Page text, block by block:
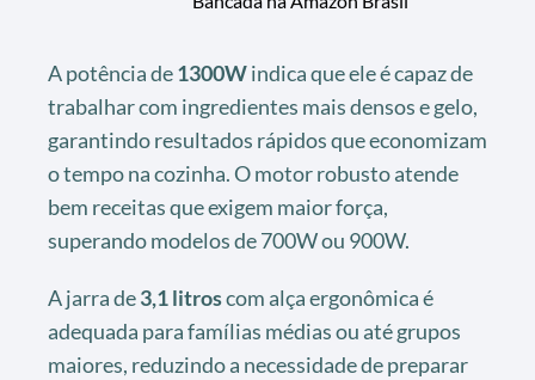
A potência de1300Windica que ele é capaz de
trabalhar com ingredientes mais densos e gelo,
garantindo resultados rápidos que economizam
o tempo na cozinha. O motor robusto atende
bem receitas que exigem maior força,
superando modelos de 700W ou 900W.
A jarra de3,1 litroscom alça ergonômica é
adequada para famílias médias ou até grupos
maiores, reduzindo a necessidade de preparar